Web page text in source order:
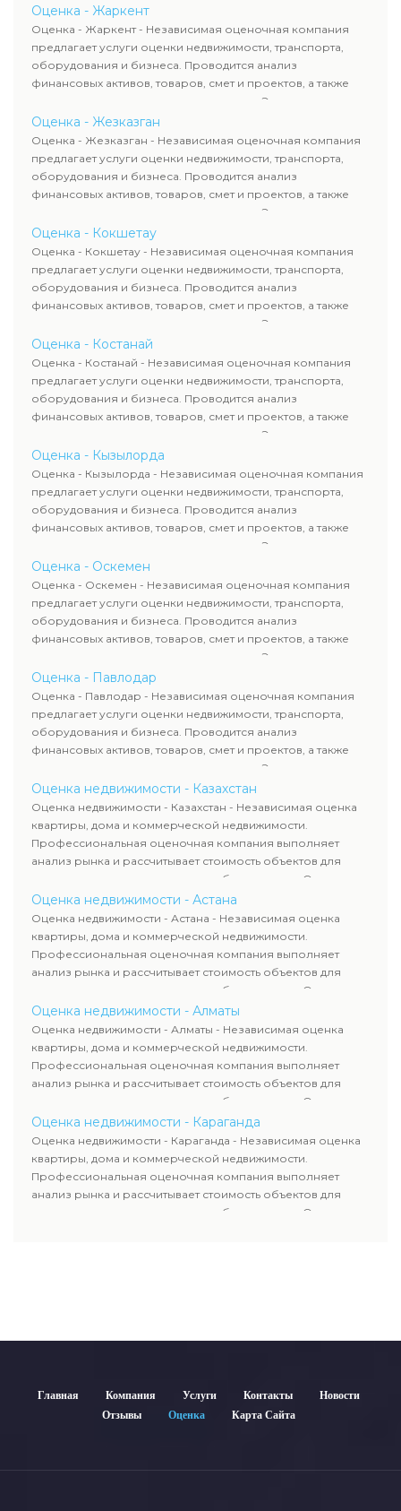
определяют рыночную стоимость имущества и
рассчитывают ущерб. Все отчеты соответствуют
требованиям законодательства и используются для
сделок, кредитования и судебных процессов.
Оценка - Жаркент
Оценка - Жаркент - Независимая оценочная компания
предлагает услуги оценки недвижимости, транспорта,
оборудования и бизнеса. Проводится анализ
финансовых активов, товаров, смет и проектов, а также
оценка животных и недропользования. Эксперты
определяют рыночную стоимость имущества и
рассчитывают ущерб. Все отчеты соответствуют
требованиям законодательства и используются для
сделок, кредитования и судебных процессов.
Оценка - Жезказган
Оценка - Жезказган - Независимая оценочная компания
предлагает услуги оценки недвижимости, транспорта,
оборудования и бизнеса. Проводится анализ
финансовых активов, товаров, смет и проектов, а также
оценка животных и недропользования. Эксперты
определяют рыночную стоимость имущества и
рассчитывают ущерб. Все отчеты соответствуют
требованиям законодательства и используются для
сделок, кредитования и судебных процессов.
Оценка - Кокшетау
Оценка - Кокшетау - Независимая оценочная компания
предлагает услуги оценки недвижимости, транспорта,
оборудования и бизнеса. Проводится анализ
финансовых активов, товаров, смет и проектов, а также
оценка животных и недропользования. Эксперты
определяют рыночную стоимость имущества и
рассчитывают ущерб. Все отчеты соответствуют
требованиям законодательства и используются для
сделок, кредитования и судебных процессов.
Оценка - Костанай
Оценка - Костанай - Независимая оценочная компания
предлагает услуги оценки недвижимости, транспорта,
оборудования и бизнеса. Проводится анализ
финансовых активов, товаров, смет и проектов, а также
оценка животных и недропользования. Эксперты
определяют рыночную стоимость имущества и
рассчитывают ущерб. Все отчеты соответствуют
требованиям законодательства и используются для
сделок, кредитования и судебных процессов.
Оценка - Кызылорда
Оценка - Кызылорда - Независимая оценочная компания
предлагает услуги оценки недвижимости, транспорта,
оборудования и бизнеса. Проводится анализ
финансовых активов, товаров, смет и проектов, а также
оценка животных и недропользования. Эксперты
определяют рыночную стоимость имущества и
рассчитывают ущерб. Все отчеты соответствуют
требованиям законодательства и используются для
сделок, кредитования и судебных процессов.
Оценка - Оскемен
Оценка - Оскемен - Независимая оценочная компания
предлагает услуги оценки недвижимости, транспорта,
оборудования и бизнеса. Проводится анализ
финансовых активов, товаров, смет и проектов, а также
оценка животных и недропользования. Эксперты
определяют рыночную стоимость имущества и
рассчитывают ущерб. Все отчеты соответствуют
требованиям законодательства и используются для
сделок, кредитования и судебных процессов.
Оценка - Павлодар
Оценка - Павлодар - Независимая оценочная компания
предлагает услуги оценки недвижимости, транспорта,
оборудования и бизнеса. Проводится анализ
финансовых активов, товаров, смет и проектов, а также
оценка животных и недропользования. Эксперты
определяют рыночную стоимость имущества и
рассчитывают ущерб. Все отчеты соответствуют
требованиям законодательства и используются для
сделок, кредитования и судебных процессов.
Оценка недвижимости - Казахстан
Оценка недвижимости - Казахстан - Независимая оценка
квартиры, дома и коммерческой недвижимости.
Профессиональная оценочная компания выполняет
анализ рынка и рассчитывает стоимость объектов для
продажи, ипотеки, аренды и судебных споров. Оценка
недвижимости включает современные методы и
гарантирует объективные результаты. Отчеты
используются для банков, судов и страховых компаний по
всему Казахстану.
Оценка недвижимости - Астана
Оценка недвижимости - Астана - Независимая оценка
квартиры, дома и коммерческой недвижимости.
Профессиональная оценочная компания выполняет
анализ рынка и рассчитывает стоимость объектов для
продажи, ипотеки, аренды и судебных споров. Оценка
недвижимости включает современные методы и
гарантирует объективные результаты. Отчеты
используются для банков, судов и страховых компаний по
всему Казахстану.
Оценка недвижимости - Алматы
Оценка недвижимости - Алматы - Независимая оценка
квартиры, дома и коммерческой недвижимости.
Профессиональная оценочная компания выполняет
анализ рынка и рассчитывает стоимость объектов для
продажи, ипотеки, аренды и судебных споров. Оценка
недвижимости включает современные методы и
гарантирует объективные результаты. Отчеты
используются для банков, судов и страховых компаний по
всему Казахстану.
Оценка недвижимости - Караганда
Оценка недвижимости - Караганда - Независимая оценка
квартиры, дома и коммерческой недвижимости.
Профессиональная оценочная компания выполняет
анализ рынка и рассчитывает стоимость объектов для
продажи, ипотеки, аренды и судебных споров. Оценка
Главная Компания Услуги Контакты
Новости
Отзывы
Оценка Карта Сайта